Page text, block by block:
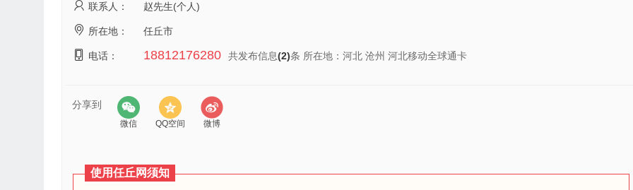
联系人： 赵先生(个人)
所在地： 任丘市
电话： 18812176280 共发布信息(2)条 所在地：河北 沧州 河北移动全球通卡
分享到
微信 QQ空间 微博
使用任丘网须知